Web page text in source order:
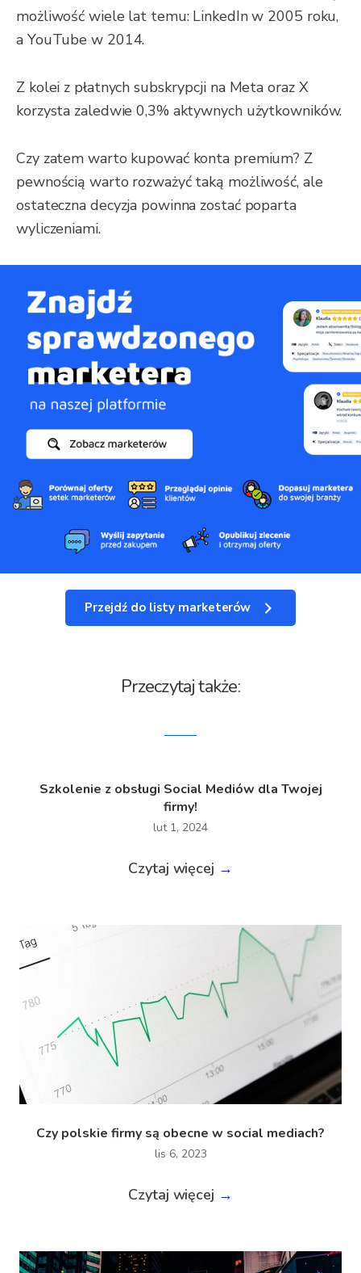
możliwość wiele lat temu: LinkedIn w 2005 roku,
a YouTube w 2014.
Z kolei z płatnych subskrypcji na Meta oraz X
korzysta zaledwie 0,3% aktywnych użytkowników.
Czy zatem warto kupować konta premium? Z
pewnością warto rozważyć taką możliwość, ale
ostateczna decyzja powinna zostać poparta
wyliczeniami.
Przejdź do listy marketerów
Przeczytaj także:
Szkolenie z obsługi Social Mediów dla Twojej
firmy!
lut 1, 2024
Czytaj więcej →
Czy polskie firmy są obecne w social mediach?
lis 6, 2023
Czytaj więcej →